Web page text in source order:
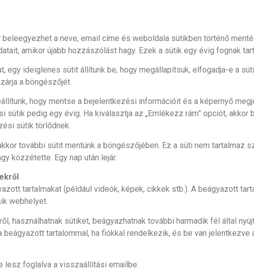
a neve, email címe és weboldala sütikben történő
amikor újabb hozzászólást hagy. Ezek a sütik egy évig fognak
egy ideiglenes sütit állítunk be, hogy megállapítsuk, elfogadja-e a
a böngészőjét.
hogy mentse a bejelentkezési információit és a képernyő
sütik pedig egy évig. Ha kiválasztja az „Emlékezz rám” opciót,
sütik törlődnek.
további sütit mentünk a böngészőjében. Ez a süti nem tartalmaz
közzétette. Egy nap után lejár.
tartalmakat (például videók, képek, cikkek stb.). A beágyazott
webhelyet.
használhatnak sütiket, beágyazhatnak további harmadik fél által
tartalommal, ha fiókkal rendelkezik, és be van jelentkezve
lesz foglalva a visszaállítási emailbe.